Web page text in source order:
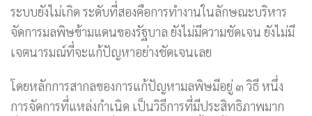
ระบบยังไม่เกิด ระดับที่สองคือการทำงานในลักษณะบริหาร
จัดการมลพิษข้ามแดนของรัฐบาล ยังไม่มีความชัดเจน ยังไม่มี
เจตนารมณ์ที่จะแก้ปัญหาอย่างชัดเจนเลย
โดยหลักการสากลของการแก้ปัญหามลพิษมีอยู่ ๓ วิธี หนึ่ง
การจัดการที่แหล่งกำเนิด เป็นวิธีการที่มีประสิทธิภาพมาก